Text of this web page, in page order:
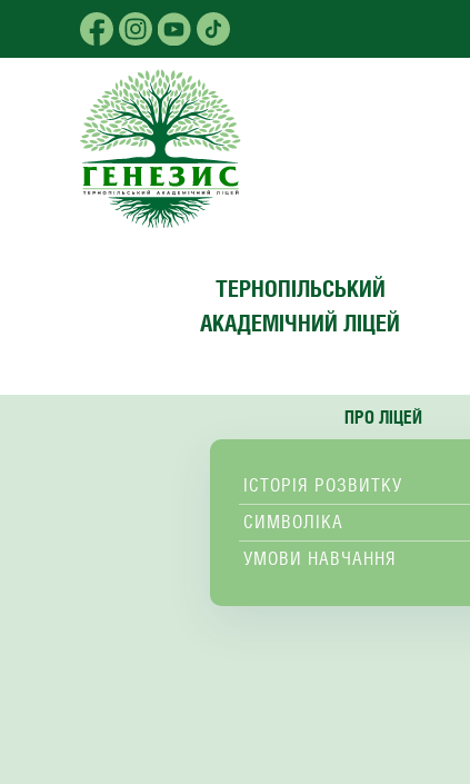
Skip to main content
ТЕРНОПІЛЬСЬКИЙ
АКАДЕМІЧНИЙ ЛІЦЕЙ
ПРО ЛІЦЕЙ
ІСТОРІЯ РОЗВИТКУ
СИМВОЛІКА
УМОВИ НАВЧАННЯ